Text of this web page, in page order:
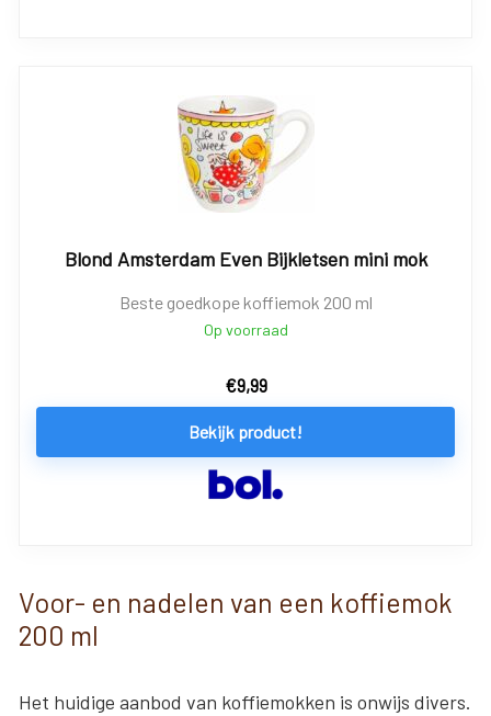
Blond Amsterdam Even Bijkletsen mini mok
Beste goedkope koffiemok 200 ml
Op voorraad
€9,99
Bekijk product!
Voor- en nadelen van een koffiemok
200 ml
Het huidige aanbod van koffiemokken is onwijs divers.